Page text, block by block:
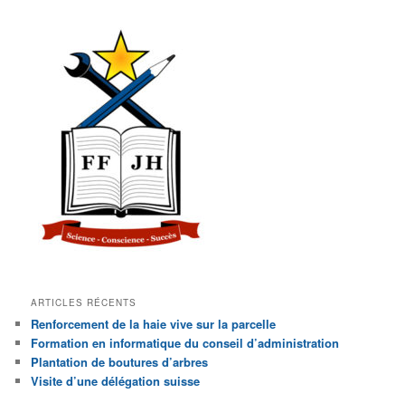
ARTICLES RÉCENTS
Renforcement de la haie vive sur la parcelle
Formation en informatique du conseil d’administration
Plantation de boutures d’arbres
Visite d’une délégation suisse